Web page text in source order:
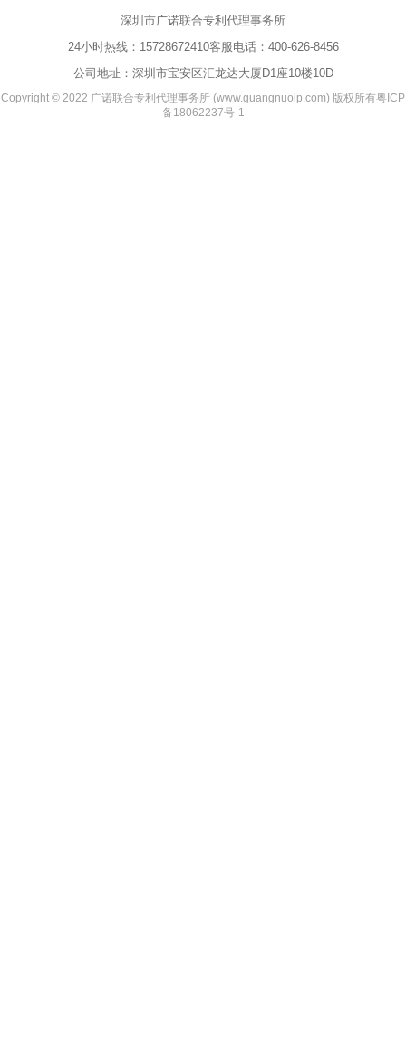
深圳市广诺联合专利代理事务所
24小时热线： 15728672410客服电话： 400-626-8456
公司地址：深圳市宝安区汇龙达大厦D1座10楼10D
Copyright © 2022 广诺联合专利代理事务所 (www.guangnuoip.com) 版权所有粤ICP
备18062237号-1